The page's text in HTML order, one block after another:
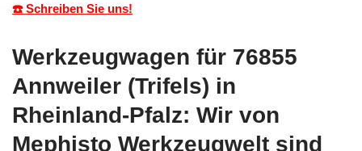
☎️ Schreiben Sie uns!
Werkzeugwagen für 76855
Annweiler (Trifels) in
Rheinland-Pfalz: Wir von
Mephisto Werkzeugwelt sind